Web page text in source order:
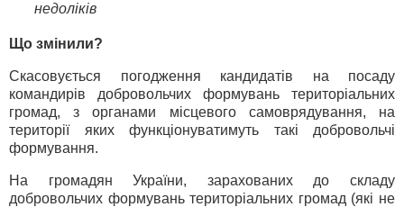
недоліків
Що змінили?
Скасовується погодження кандидатів на посаду
командирів добровольчих формувань територіальних
громад, з органами місцевого самоврядування, на
території яких функціонуватимуть такі добровольчі
формування.
На громадян України, зарахованих до складу
добровольчих формувань територіальних громад (які не